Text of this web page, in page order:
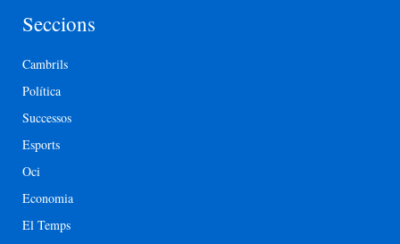
Seccions
Cambrils
Política
Successos
Esports
Oci
Economia
El Temps